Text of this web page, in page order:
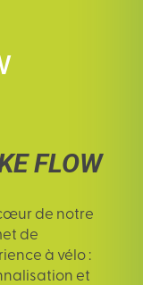
FLOW
de notre
de
à vélo :
et